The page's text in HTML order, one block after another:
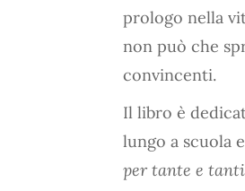
prologo nella
non può che
convincenti.
Il libro è
lungo a scuola
per tante e